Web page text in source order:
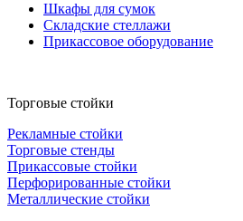
Шкафы для сумок
Складские стеллажи
Прикассовое оборудование
Торговые стойки
Рекламные стойки
Торговые стенды
Прикассовые стойки
Перфорированные стойки
Металлические стойки